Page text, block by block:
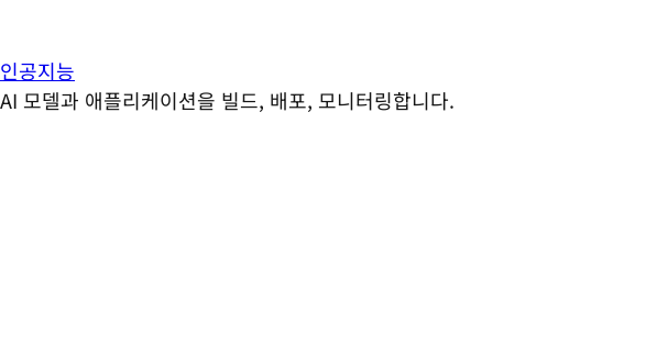
인공지능
AI 모델과 애플리케이션을 빌드, 배포, 모니터링합니다.